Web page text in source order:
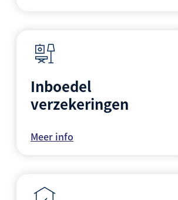
Inboedel
verzekeringen
Meer info